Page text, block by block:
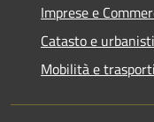
Imprese e
Catasto e
Mobilità e trasporti